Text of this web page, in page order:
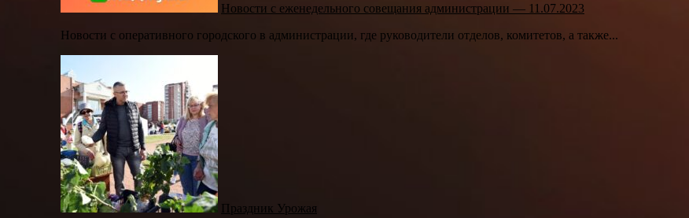
Новости с еженедельного совещания администрации — 11.07.2023
Новости с оперативного городского в администрации, где руководители отделов, комитетов, а также...
Праздник Урожая